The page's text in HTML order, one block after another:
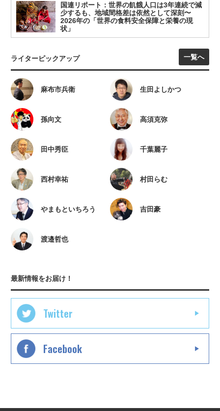
国連リポート：世界の飢餓人口は3年連続で減
少するも、地域間格差は依然として深刻〜
2026年の「世界の食料安全保障と栄養の現
状」
ライターピックアップ 一覧へ
麻布市兵衛 生田よしかつ
孫向文 高須克弥
田中秀臣 千葉麗子
西村幸祐 村田らむ
やまもといちろう 吉田豪
渡邉哲也
最新情報をお届け！
Twitter
Facebook